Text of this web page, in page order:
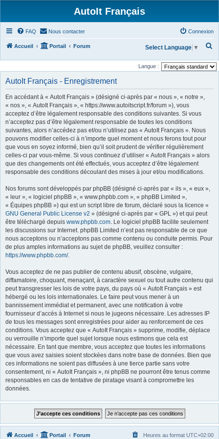
AutoIt Français
FAQ Nous contacter Connexion
Accueil Portail Forum
c
Select Language ▼
Langue :
AutoIt Français - Enregistrement
En accédant à « AutoIt Français » (désigné ci-après par « nous », « notre »,
« nos », « AutoIt Français », « https://www.autoitscript.fr/forum »), vous
acceptez d’être légalement responsable des conditions suivantes. Si vous
n’acceptez pas d’être légalement responsable de toutes les conditions
suivantes, alors n’accédez pas et/ou n’utilisez pas « AutoIt Français ». Nous
pouvons modifier celles-ci à n’importe quel moment et nous ferons tout pour
que vous en soyez informé, bien qu’il soit prudent de vérifier régulièrement
celles-ci par vous-même. Si vous continuez d’utiliser « AutoIt Français » alors
que des changements ont été effectués, vous acceptez d’être légalement
responsable des conditions découlant des mises à jour et/ou modifications.
Nos forums sont développés par phpBB (désigné ci-après par « ils », « eux »,
« leur », « logiciel phpBB », « www.phpbb.com », « phpBB Limited »,
« Équipes phpBB ») qui est un script libre de forum, déclaré sous la licence «
GNU General Public License v2 » (désigné ci-après par « GPL ») et qui peut
être téléchargé depuis www.phpbb.com. Le logiciel phpBB facilite seulement
les discussions sur Internet. phpBB Limited n’est pas responsable de ce que
nous acceptons ou n’acceptons pas comme contenu ou conduite permis. Pour
de plus amples informations au sujet de phpBB, veuillez consulter :
https://www.phpbb.com/.
Vous acceptez de ne pas publier de contenu abusif, obscène, vulgaire,
diffamatoire, choquant, menaçant, à caractère sexuel ou tout autre contenu qui
peut transgresser les lois de votre pays, du pays où « AutoIt Français » est
hébergé ou les lois internationales. Le faire peut vous mener à un
bannissement immédiat et permanent, avec une notification à votre
fournisseur d’accès à Internet si nous le jugeons nécessaire. Les adresses IP
de tous les messages sont enregistrées pour aider au renforcement de ces
conditions. Vous acceptez que « AutoIt Français » supprime, modifie, déplace
ou verrouille n’importe quel sujet lorsque nous estimons que cela est
nécessaire. En tant que membre, vous acceptez que toutes les informations
que vous avez saisies soient stockées dans notre base de données. Bien que
ces informations ne soient pas diffusées à une tierce partie sans votre
consentement, ni « AutoIt Français », ni phpBB ne pourront être tenus comme
responsables en cas de tentative de piratage visant à compromettre les
données.
Accueil Portail Forum Heures au format UTC+02:00